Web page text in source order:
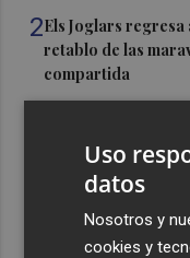
2Els Joglars
retablo de las
compartida
El PSOE tilda de
baches en las
Uso
datos
Nosotros y
cookies y